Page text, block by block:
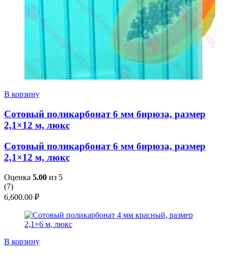
В корзину
Сотовый поликарбонат 6 мм бирюза, размер
2,1×12 м, люкс
Сотовый поликарбонат 6 мм бирюза, размер
2,1×12 м, люкс
Оценка 5.00 из 5
(7)
6,600.00 ₽
В корзину